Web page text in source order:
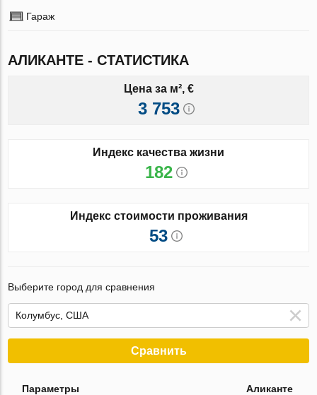
Гараж
АЛИКАНТЕ - СТАТИСТИКА
Цена за м², €
3 753
Индекс качества жизни
182
Индекс стоимости проживания
53
Выберите город для сравнения
Сравнить
Параметры Аликанте